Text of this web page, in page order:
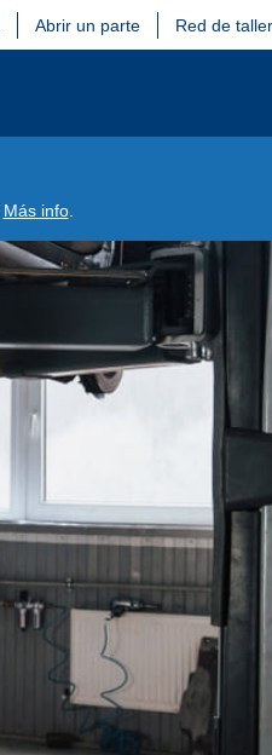
Abrir un parte Red de
Más info.